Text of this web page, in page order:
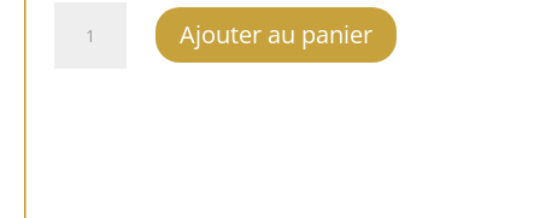
Ajouter au panier